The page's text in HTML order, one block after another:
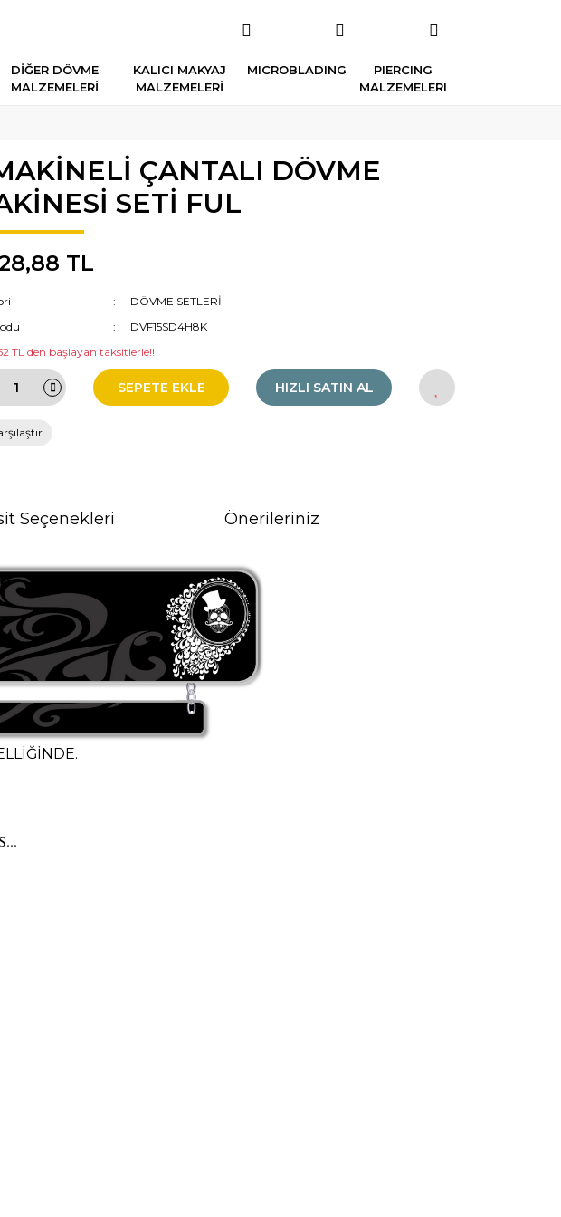
DİĞER DÖVME
MALZEMELERİ
KALICI MAKYAJ
MALZEMELERİ
MICROBLADING
PIERCING
MALZEMELERI
ÇANTALI DÖVME
SETİ FUL
TL
DÖVME SETLERİ
DVF15SD4H8K
TL den başlayan taksitlerle!!
SEPETE EKLE HIZLI SATIN AL
Seçenekleri Önerileriniz